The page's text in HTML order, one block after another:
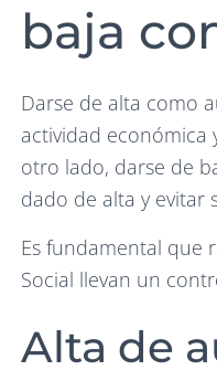
baja
Darse de alta como
actividad económica
otro lado, darse de
dado de alta y evitar
Es fundamental que
Social llevan un
Alta de